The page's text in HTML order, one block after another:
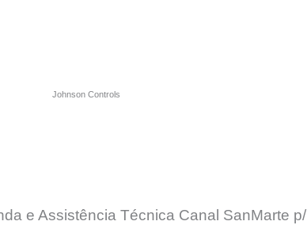
Johnson Controls
e Assistência Técnica Canal SanMarte